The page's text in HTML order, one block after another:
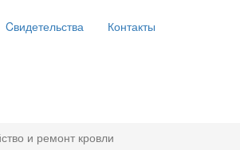
Cвидетельства Контакты
и ремонт кровли